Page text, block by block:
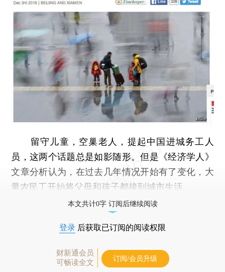
留守儿童，空巢老人，提起中国进城务工人
员，这两个话题总是如影随形。但是《经济学人》
文章分析认为，在过去几年情况开始有了变化，大
量农民工开始将父母和孩子都接到城市生活。
本文共计0字 订阅后继续阅读
登录 后获取已订阅的阅读权限
财新通会员
可畅读全文
订阅/会员升级